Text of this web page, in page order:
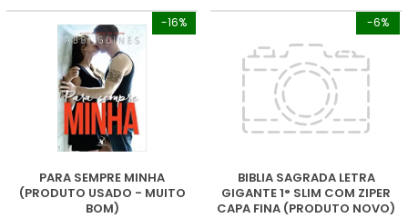
-16%
PARA SEMPRE MINHA
(PRODUTO USADO - MUITO
BOM)
-6%
BIBLIA SAGRADA LETRA
GIGANTE 1° SLIM COM ZIPER
CAPA FINA (PRODUTO NOVO)